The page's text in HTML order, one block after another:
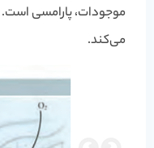
موجودات، پارامسی است.
می‌کند.